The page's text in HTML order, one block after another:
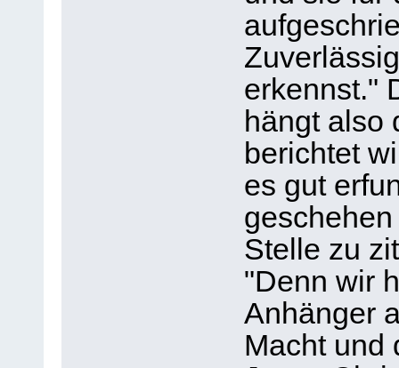
erkennst."
hängt also
berichtet
es gut
Stelle zu
"Denn wir
Anhänger
Macht und